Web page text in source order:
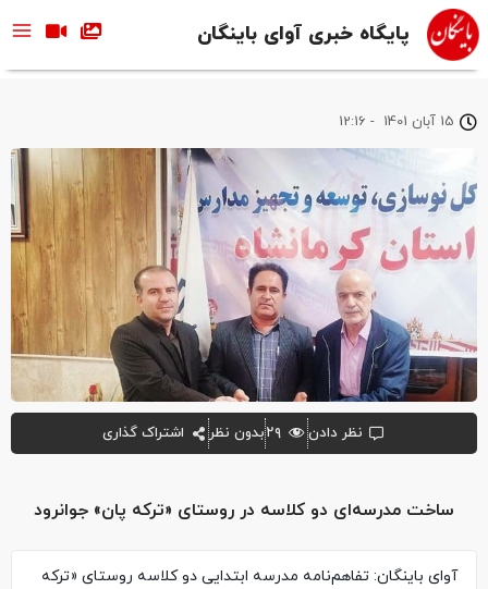
پایگاه خبری آوای باینگان
ساخت مدرسه‌ای دو کلاسه در روستای «ترکه پان» جوانرود
آوای باینگان: تفاهم‌نامه مدرسه ابتدایی دو کلاسه روستای «ترکه
15 آبان 1401 -
12:16
نظر دادن ۲۹بدون نظر اشتراک گذاری